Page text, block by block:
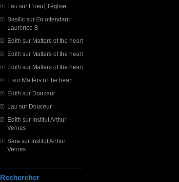
Lau sur L'oeuf, l'église
Basilic sur En attendant
Laurence B
Edith sur Matters of the heart
Edith sur Matters of the heart
Edith sur Matters of the heart
L sur Matters of the heart
Edith sur Douceur
Lau sur Douceur
Edith sur Institut Arthur
Vernes
Sara sur Institut Arthur
Vernes
Rechercher